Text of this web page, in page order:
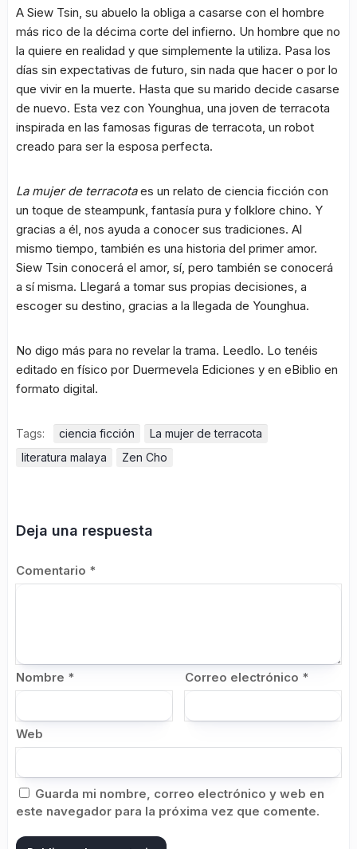
A Siew Tsin, su abuelo la obliga a casarse con el hombre
más rico de la décima corte del infierno. Un hombre que no
la quiere en realidad y que simplemente la utiliza. Pasa los
días sin expectativas de futuro, sin nada que hacer o por lo
que vivir en la muerte. Hasta que su marido decide casarse
de nuevo. Esta vez con Younghua, una joven de terracota
inspirada en las famosas figuras de terracota, un robot
creado para ser la esposa perfecta.
La mujer de terracotaes un relato de ciencia ficción con
un toque de steampunk, fantasía pura y folklore chino. Y
gracias a él, nos ayuda a conocer sus tradiciones. Al
mismo tiempo, también es una historia del primer amor.
Siew Tsin conocerá el amor, sí, pero también se conocerá
a sí misma. Llegará a tomar sus propias decisiones, a
escoger su destino, gracias a la llegada de Younghua.
No digo más para no revelar la trama. Leedlo. Lo tenéis
editado en físico por Duermevela Ediciones y en eBiblio en
formato digital.
Tags: ciencia ficción
La mujer de terracota
literatura malaya
Zen Cho
Deja una respuesta
Comentario *
Nombre * Correo electrónico *
Web
Guarda mi nombre, correo electrónico y web en
este navegador para la próxima vez que comente.